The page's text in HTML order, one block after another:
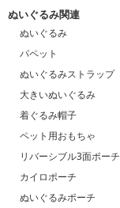
ぬいぐるみ関連
ぬいぐるみ
パペット
ぬいぐるみストラップ
大きいぬいぐるみ
着ぐるみ帽子
ペット用おもちゃ
リバーシブル3面ポーチ
カイロポーチ
ぬいぐるみポーチ